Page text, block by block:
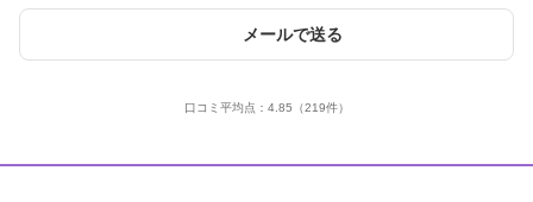
メールで送る
口コミ平均点： 4.85 （219件）